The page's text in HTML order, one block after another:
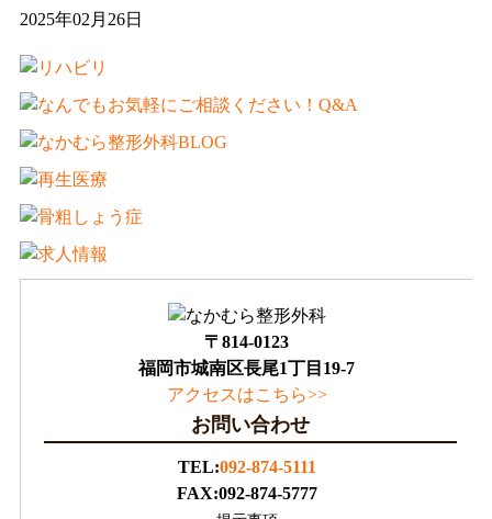
2025年02月26日
〒814-0123
福岡市城南区長尾1丁目19-7
アクセスはこちら>>
お問い合わせ
TEL:092-874-5111
FAX:092-874-5777